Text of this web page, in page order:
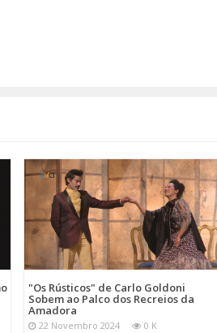
"Os Rústicos" de Carlo Goldoni
Sobem ao Palco dos Recreios da
Amadora
22 Novembro 2024 0 K